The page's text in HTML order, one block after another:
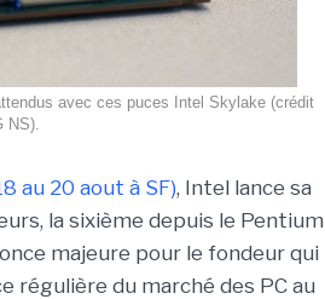
avec ces puces Intel Skylake (crédit
NS).
au 20 aout à SF), Intel lance sa
la sixième depuis le Pentium
majeure pour le fondeur qui
régulière du marché des PC au